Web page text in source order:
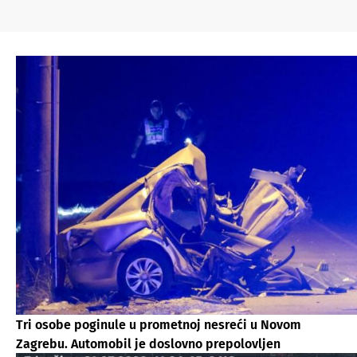
Tri osobe poginule u prometnoj nesreći u Novom
Zagrebu. Automobil je doslovno prepolovljen